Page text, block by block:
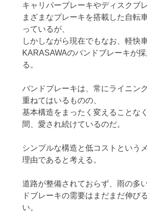
キャリパーブレーキやディスクブ
まざまなブレーキを搭載した自転
っているが、
しかしながら現在でもなお、軽快
KARASAWAのバンドブレーキが
る。
バンドブレーキは、常にライニン
重ねてはいるものの、
基本構造をまったく変えることな
間、愛され続けているのだ。
シンプルな構造と低コストという
理由であると考える。
道路が整備されておらず、雨の多
ドブレーキの需要はまだまだ伸び
い。